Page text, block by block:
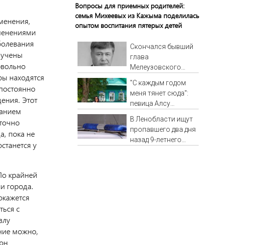
находятся
Этот
пока не
у
крайней
города.
с
можно,
Вопросы для приемных родителей:
семья Михеевых из Кажыма поделилась
опытом воспитания пятерых детей
Скончался бывший
глава
Мелеузовского
Малик Вахитов
"С каждым годом
меня тянет сюда":
певица Алсу
татарскую деревню,
где прошло ее
детство 07/08/2026
В Ленобласти ищут
пропавшего два дня
назад 9-летнего